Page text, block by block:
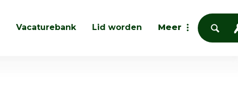
Vacaturebank Lid worden Meer